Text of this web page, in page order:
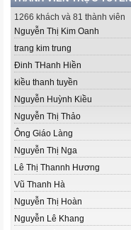
1266 khách và 81 thành viên
Nguyễn Thị Kim Oanh
trang kim trung
Đinh THanh Hiền
kiều thanh tuyền
Nguyễn Huỳnh Kiều
Nguyễn Thị Thảo
Ông Giáo Làng
Nguyễn Thị Nga
Lê Thị Thannh Hương
Vũ Thanh Hà
Nguyễn Thị Hoàn
Nguyễn Lê Khang